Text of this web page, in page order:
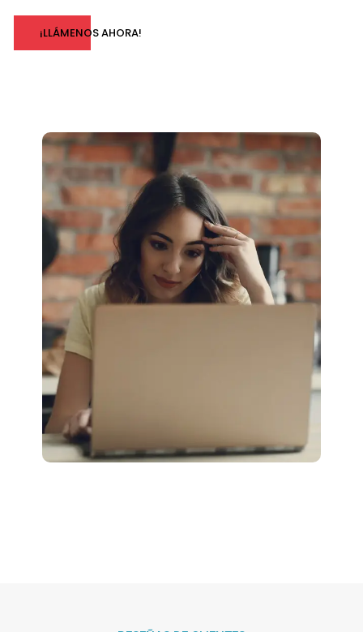
¡LLÁMENOS AHORA!